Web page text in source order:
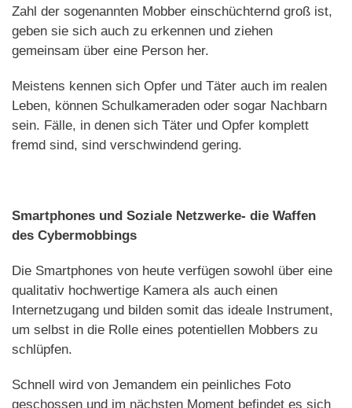
Zahl der sogenannten Mobber einschüchternd groß ist,
geben sie sich auch zu erkennen und ziehen
gemeinsam über eine Person her.
Meistens kennen sich Opfer und Täter auch im realen
Leben, können Schulkameraden oder sogar Nachbarn
sein. Fälle, in denen sich Täter und Opfer komplett
fremd sind, sind verschwindend gering.
Smartphones und Soziale Netzwerke- die Waffen
des Cybermobbings
Die Smartphones von heute verfügen sowohl über eine
qualitativ hochwertige Kamera als auch einen
Internetzugang und bilden somit das ideale Instrument,
um selbst in die Rolle eines potentiellen Mobbers zu
schlüpfen.
Schnell wird von Jemandem ein peinliches Foto
geschossen und im nächsten Moment befindet es sich